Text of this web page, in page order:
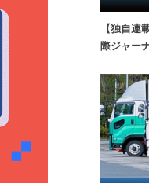
【独自
際ジャー